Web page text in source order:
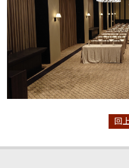
回